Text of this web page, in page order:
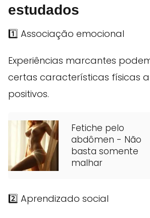
estudados
1️⃣ Associação emocional
Experiências marcantes
certas características físicas
positivos.
Fetiche pelo
abdômen - Não
basta somente
malhar
2️⃣ Aprendizado social